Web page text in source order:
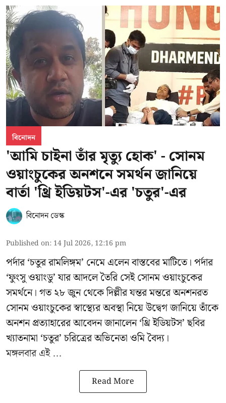
বিনোদন
'আমি চাইনা তাঁর মৃত্যু হোক' - সোনম
ওয়াংচুকের অনশনে সমর্থন জানিয়ে
বার্তা 'থ্রি ইডিয়টস'-এর 'চতুর'-এর
বিনোদন ডেস্ক
Published on: 14 Jul 2026, 12:16 pm
পর্দার ‘চতুর রামলিঙ্গম’ নেমে এলেন বাস্তবের মাটিতে। পর্দার
‘ফুংসু ওয়াংডু’ যার আদলে তৈরি সেই সোনম ওয়াংচুকের
সমর্থনে। গত ২৮ জুন থেকে দিল্লীর যন্তর মন্তরে অনশনরত
সোনম ওয়াংচুকেরস্বাস্থ্যের অবস্থা নিয়ে উদ্বেগ জানিয়ে তাঁকে
অনশন প্রত্যাহারের আবেদন জানালেন ‘থ্রি ইডিয়টস’ ছবির
খ্যাতনামা ‘চতুর’ চরিত্রের অভিনেতা ওমি বৈদ্য।
মঙ্গলবার এই ...
Read More